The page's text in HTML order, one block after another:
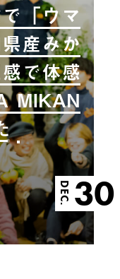
「ウマ
産みか
で体感
MIKAN
DEC. 30